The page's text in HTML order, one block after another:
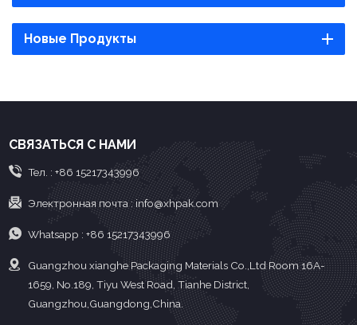
Новые Продукты
СВЯЗАТЬСЯ С НАМИ
Тел. : +86 15217343996
Электронная почта :info@xhpak.com
Whatsapp : +86 15217343996
Guangzhou xianghe Packaging Materials Co.,Ltd Room 16A-
1659, No.189, Tiyu West Road, Tianhe District,
Guangzhou,Guangdong,China.